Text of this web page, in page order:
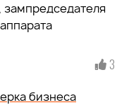
, зампредседателя
3
бизнеса